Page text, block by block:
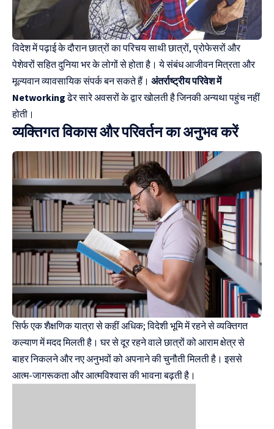
विदेश में पढ़ाई के दौरान छात्रों का परिचय साथी छात्रों, प्रोफेसरों और
पेशेवरों सहित दुनिया भर के लोगों से होता है। ये संबंध आजीवन मित्रता और
मूल्यवान व्यावसायिक संपर्क बन सकते हैं। अंतर्राष्ट्रीय परिवेश में
Networkingढेर सारे अवसरों के द्वार खोलती है जिनकी अन्यथा पहुंच नहीं
होती।
व्यक्तिगत विकास और परिवर्तन का अनुभव करें
सिर्फ एक शैक्षणिक यात्रा से कहीं अधिक; विदेशी भूमि में रहने से व्यक्तिगत
कल्याण में मदद मिलती है। घर से दूर रहने वाले छात्रों को आराम क्षेत्र से
बाहर निकलने और नए अनुभवों को अपनाने की चुनौती मिलती है। इससे
आत्म-जागरूकता और आत्मविश्वास की भावना बढ़ती है।